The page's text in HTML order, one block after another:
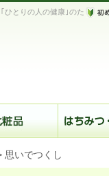
ひとりの人の健康｣のた
思いでつくし